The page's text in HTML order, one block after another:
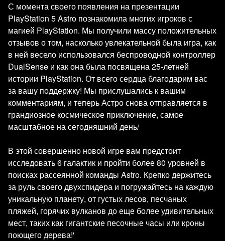
С момента своего появления на презентации
PlayStation 5 Astro познакомила многих игроков с
магией PlayStation. Мы получили массу положительных
отзывов о том, насколько увлекательной была игра, как
в ней весело использовался беспроводной контроллер
DualSense и как она была посвящена 25-летней
истории PlayStation. От всего сердца благодарим вас
за вашу поддержку! Мы прислушались к вашим
комментариям, и теперь Астро снова отправляется в
грандиозное космическое приключение, самое
масштабное на сегодняшний день/
В этой совершенно новой игре вам предстоит
исследовать 6 галактик и пройти более 80 уровней в
поисках рассеянной команды Astro. Крепко держитесь
за руль своего двухспидера и погружайтесь на каждую
уникальную планету, от густых лесов, песчаных
пляжей, горячих вулканов до еще более удивительных
мест, таких как гигантские песочные часы или кроны
поющего дерева!'